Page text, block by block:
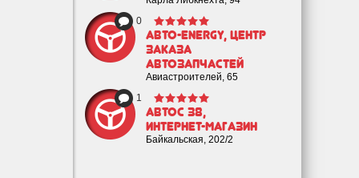
0
Авто-Energy, центр
заказа
автозапчастей
Авиастроителей, 65
1
Автос 38,
интернет-магазин
Байкальская, 202/2